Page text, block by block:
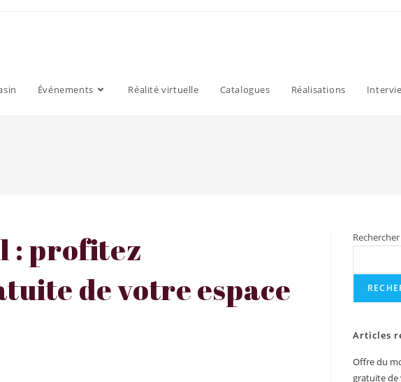
Événements Réalité virtuelle Catalogues Réalisations
: profitez
de votre espace
Rechercher
Articles
Offre du
gratuite de